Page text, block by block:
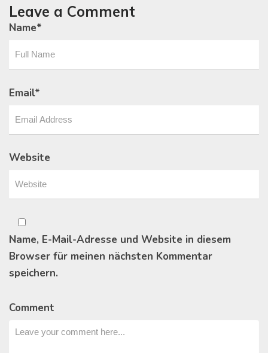
Leave a Comment
Name*
Email*
Website
Name, E-Mail-Adresse und Website in diesem
Browser für meinen nächsten Kommentar
speichern.
Comment